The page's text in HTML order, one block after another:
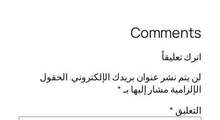
Comments
اترك تعليقاً
لن يتم نشر عنوان بريدك الإلكتروني.الحقول
الإلزامية مشار إليها بـ*
التعليق *